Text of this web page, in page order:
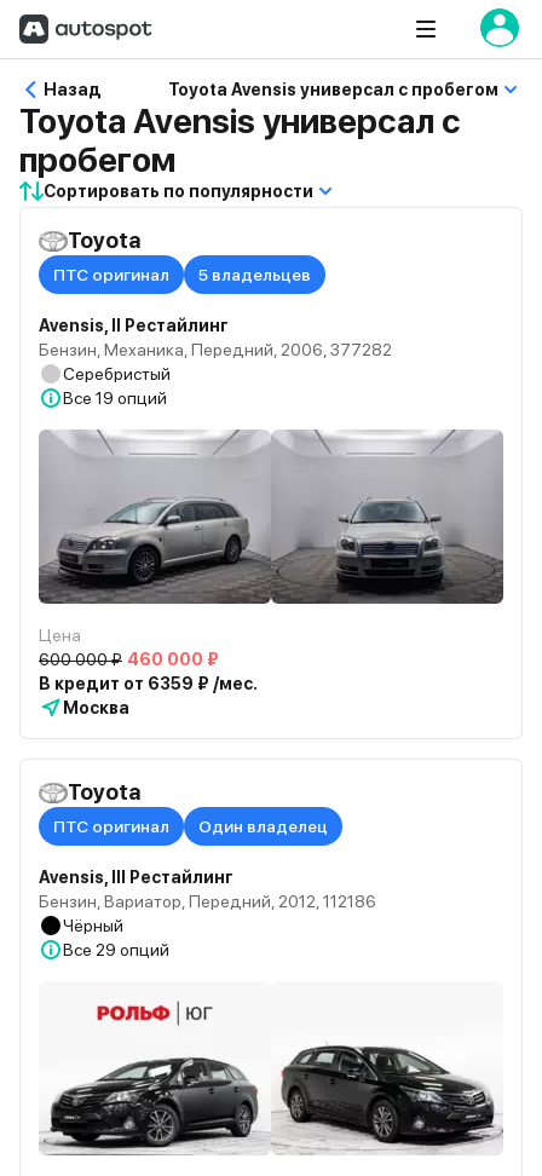
Назад Toyota Avensis универсал с пробегом
Toyota Avensis универсал с
пробегом
Сортировать по популярности
Toyota
ПТС оригинал 5 владельцев
Avensis, II Рестайлинг
Бензин, Механика, Передний, 2006, 377282
Серебристый
Все 19 опций
Цена
600 000 ₽ 460 000 ₽
В кредит от 6359 ₽ /мес.
Москва
Toyota
ПТС оригинал Один владелец
Avensis, III Рестайлинг
Бензин, Вариатор, Передний, 2012, 112186
Чёрный
Все 29 опций